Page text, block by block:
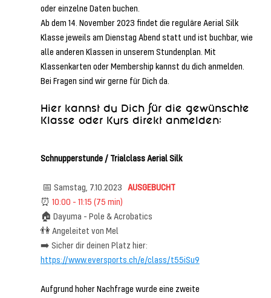
oder einzelne Daten buchen.
Ab dem 14. November 2023 findet die reguläre Aerial Silk
Klasse jeweils am Dienstag Abend statt und ist buchbar, wie
alle anderen Klassen in unserem Stundenplan. Mit
Klassenkarten oder Membership kannst du dich anmelden.
Bei Fragen sind wir gerne für Dich da.
Hier kannst du Dich für die gewünschte
Klasse oder Kurs direkt anmelden:
Schnupperstunde / Trialclass Aerial Silk
📅 Samstag, 7.10.2023 AUSGEBUCHT
⏰ 10:00 - 11:15 (75 min)
🏠 Dayuma - Pole & Acrobatics
👫 Angeleitet von Mel
➡️ Sicher dir deinen Platz hier:
https://www.eversports.ch/e/class/t55iSu9
Aufgrund hoher Nachfrage wurde eine zweite